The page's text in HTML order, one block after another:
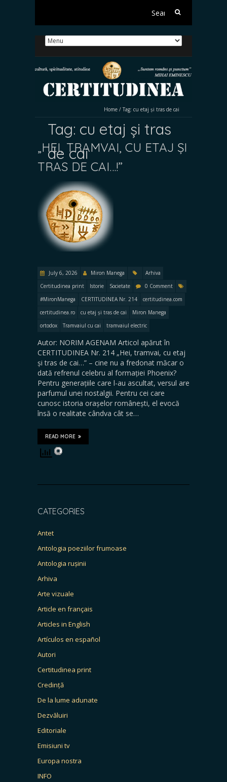
Search
Home / Tag: cu etaj și tras de cai
Tag: cu etaj și tras
de cai
„HEI, TRAMVAI, CU ETAJ ȘI
TRAS DE CAI…!”
July 6, 2026 Miron Manega
Arhiva
Certitudinea print
Istorie Societate
0 Comment
#MironManega
CERTITUDINEA Nr. 214
certitudinea.com
certitudinea.ro
cu etaj și tras de cai
Miron Manega
ortodox
Tramvaiul cu cai tramvaiul electric
Autor: NORIM AGENAM Articol apărut în
CERTITUDINEA Nr. 214 „Hei, tramvai, cu etaj
și tras de cai…” – cine nu a fredonat măcar o
dată refrenul celebru al formației Phoenix?
Pentru generațiile care l-au ascultat, versul are
parfumul unei nostalgii. Pentru cei care
cunosc istoria orașelor românești, el evocă
însă o realitate cândva cât se…
READ MORE
CATEGORIES
Antet
Antologia poeziilor frumoase
Antologia rușinii
Arhiva
Arte vizuale
Article en français
Articles in English
Artículos en español
Autori
Certitudinea print
Credință
De la lume adunate
Dezvăluiri
Editoriale
Emisiuni tv
Europa nostra
INFO